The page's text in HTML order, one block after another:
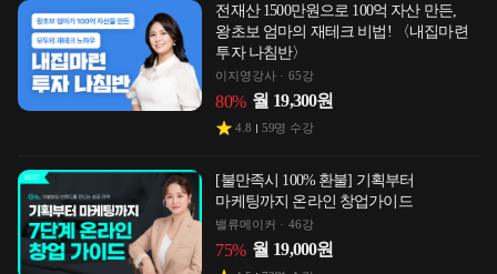
전재산 1500만원으로 100억 자산 만든,
왕초보 엄마의 재테크 비법! 〈내집마련
투자 나침반〉
이지영강사 65강
80% 월 19,300원
4.8 59명 수강
[불만족시 100% 환불] 기획부터
마케팅까지 온라인 창업가이드
밸류메이커 46강
75% 월 19,000원